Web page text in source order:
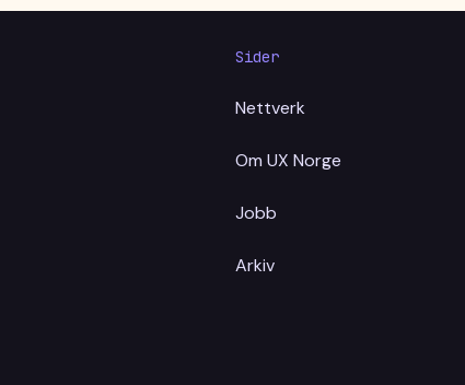
Sider
Nettverk
Om UX Norge
Jobb
Arkiv